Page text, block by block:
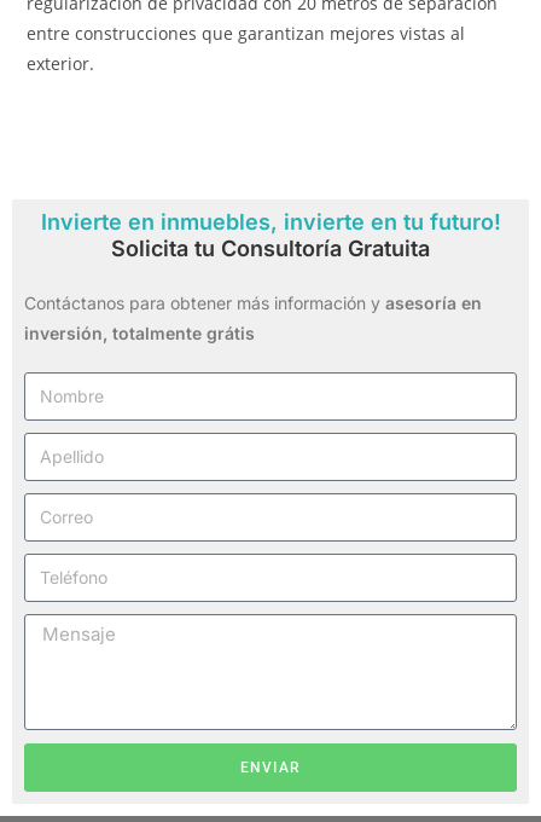
entre construcciones que garantizan mejores vistas al
exterior.
Invierte en inmuebles, invierte en tu futuro!
Solicita tu Consultoría Gratuita
Contáctanos para obtener más información y asesoría en
inversión, totalmente grátis
ENVIAR